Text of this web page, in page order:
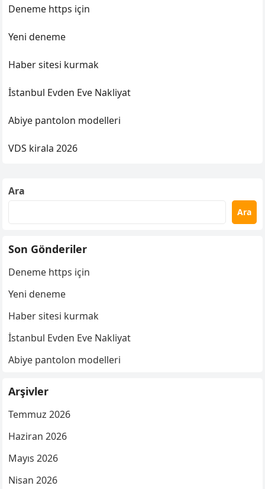
Deneme https için
Yeni deneme
Haber sitesi kurmak
İstanbul Evden Eve Nakliyat
Abiye pantolon modelleri
VDS kirala 2026
Ara
Ara
Son Gönderiler
Deneme https için
Yeni deneme
Haber sitesi kurmak
İstanbul Evden Eve Nakliyat
Abiye pantolon modelleri
Arşivler
Temmuz 2026
Haziran 2026
Mayıs 2026
Nisan 2026